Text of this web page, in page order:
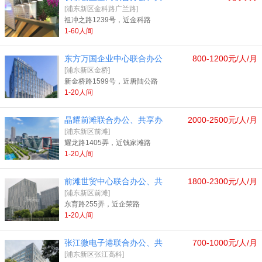
[浦东新区金科路广兰路]
祖冲之路1239号，近金科路
1-60人间
800-1200元/人/月
东方万国企业中心联合办公
[浦东新区金桥]
新金桥路1599号，近唐陆公路
1-20人间
2000-2500元/人/月
晶耀前滩联合办公、共享办
[浦东新区前滩]
耀龙路1405弄，近钱家滩路
1-20人间
1800-2300元/人/月
前滩世贸中心联合办公、共
[浦东新区前滩]
东育路255弄，近企荣路
1-20人间
700-1000元/人/月
张江微电子港联合办公、共
[浦东新区张江高科]